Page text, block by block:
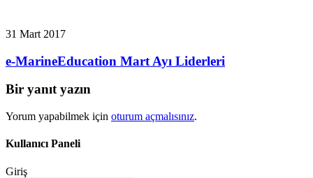
31 Mart 2017
e-MarineEducation Mart Ayı Liderleri
Bir yanıt yazın
Yorum yapabilmek için oturum açmalısınız.
Kullanıcı Paneli
Giriş